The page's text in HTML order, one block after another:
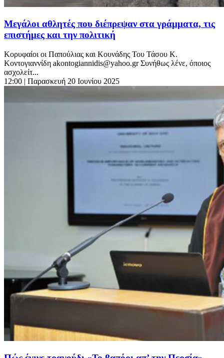
Μεγάλοι αθλητές που διέπρεψαν στα γράμματα, τις
επιστήμες και την πολιτική
Κορυφαίοι οι Παπούλιας και Κουνάδης Του Τάσου Κ.
Κοντογιαννίδη akontogiannidis@yahoo.grΣυνήθως λένε, όποιος
ασχολείτ...
12:00 | Παρασκευή 20 Ιουνίου 2025